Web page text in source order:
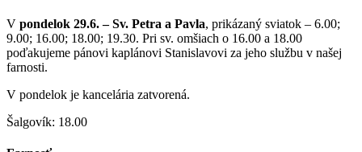
V pondelok 29.6. – Sv. Petra a Pavla, prikázaný sviatok – 6.00;
9.00; 16.00; 18.00; 19.30. Pri sv. omšiach o 16.00 a 18.00
poďakujeme pánovi kaplánovi Stanislavovi za jeho službu v našej
farnosti.
V pondelok je kancelária zatvorená.
Šalgovík: 18.00